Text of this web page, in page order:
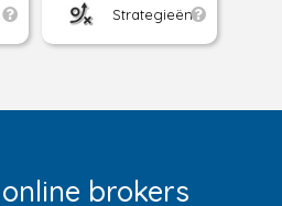
Strategieën
brokers